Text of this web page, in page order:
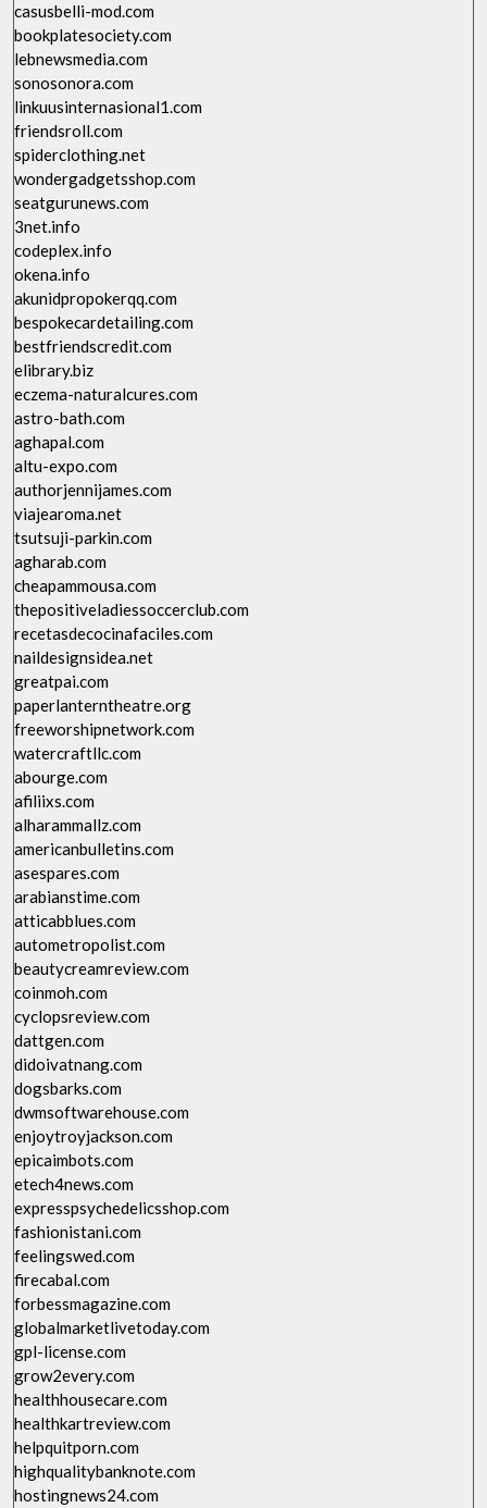
casusbelli-mod.com
bookplatesociety.com
lebnewsmedia.com
sonosonora.com
linkuusinternasional1.com
friendsroll.com
spiderclothing.net
wondergadgetsshop.com
seatgurunews.com
3net.info
codeplex.info
okena.info
akunidpropokerqq.com
bespokecardetailing.com
bestfriendscredit.com
elibrary.biz
eczema-naturalcures.com
astro-bath.com
aghapal.com
altu-expo.com
authorjennijames.com
viajearoma.net
tsutsuji-parkin.com
agharab.com
cheapammousa.com
thepositiveladiessoccerclub.com
recetasdecocinafaciles.com
naildesignsidea.net
greatpai.com
paperlanterntheatre.org
freeworshipnetwork.com
watercraftllc.com
abourge.com
afiliixs.com
alharammallz.com
americanbulletins.com
asespares.com
arabianstime.com
atticabblues.com
autometropolist.com
beautycreamreview.com
coinmoh.com
cyclopsreview.com
dattgen.com
didoivatnang.com
dogsbarks.com
dwmsoftwarehouse.com
enjoytroyjackson.com
epicaimbots.com
etech4news.com
expresspsychedelicsshop.com
fashionistani.com
feelingswed.com
firecabal.com
forbessmagazine.com
globalmarketlivetoday.com
gpl-license.com
grow2every.com
healthhousecare.com
healthkartreview.com
helpquitporn.com
highqualitybanknote.com
hostingnews24.com